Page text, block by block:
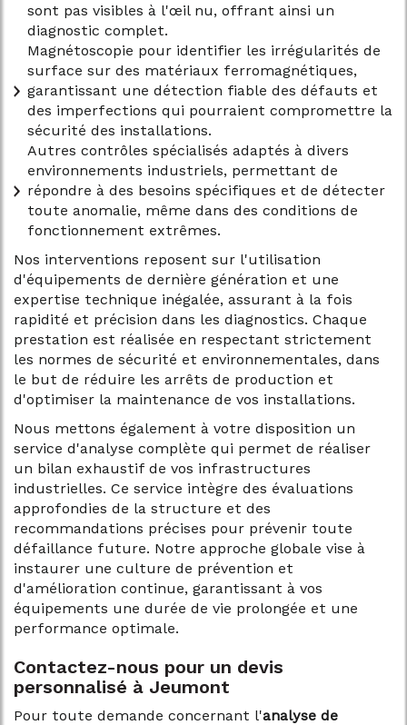
sont pas visibles à l'œil nu, offrant ainsi un
diagnostic complet.
Magnétoscopie pour identifier les irrégularités de
surface sur des matériaux ferromagnétiques,
garantissant une détection fiable des défauts et
des imperfections qui pourraient compromettre la
sécurité des installations.
Autres contrôles spécialisés adaptés à divers
environnements industriels, permettant de
répondre à des besoins spécifiques et de détecter
toute anomalie, même dans des conditions de
fonctionnement extrêmes.
Nos interventions reposent sur l'utilisation
d'équipements de dernière génération et une
expertise technique inégalée, assurant à la fois
rapidité et précision dans les diagnostics. Chaque
prestation est réalisée en respectant strictement
les normes de sécurité et environnementales, dans
le but de réduire les arrêts de production et
d'optimiser la maintenance de vos installations.
Nous mettons également à votre disposition un
service d'analyse complète qui permet de réaliser
un bilan exhaustif de vos infrastructures
industrielles. Ce service intègre des évaluations
approfondies de la structure et des
recommandations précises pour prévenir toute
défaillance future. Notre approche globale vise à
instaurer une culture de prévention et
d'amélioration continue, garantissant à vos
équipements une durée de vie prolongée et une
performance optimale.
Contactez-nous pour un devis
personnalisé à Jeumont
Pour toute demande concernant l'analyse de